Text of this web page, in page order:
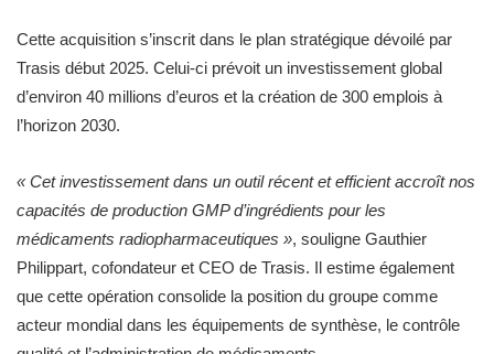
Cette acquisition s’inscrit dans le plan stratégique dévoilé par
Trasis début 2025. Celui-ci prévoit un investissement global
d’environ 40 millions d’euros et la création de 300 emplois à
l’horizon 2030.
« Cet investissement dans un outil récent et efficient accroît nos
capacités de production GMP d’ingrédients pour les
médicaments radiopharmaceutiques », souligne Gauthier
Philippart, cofondateur et CEO de Trasis. Il estime également
que cette opération consolide la position du groupe comme
acteur mondial dans les équipements de synthèse, le contrôle